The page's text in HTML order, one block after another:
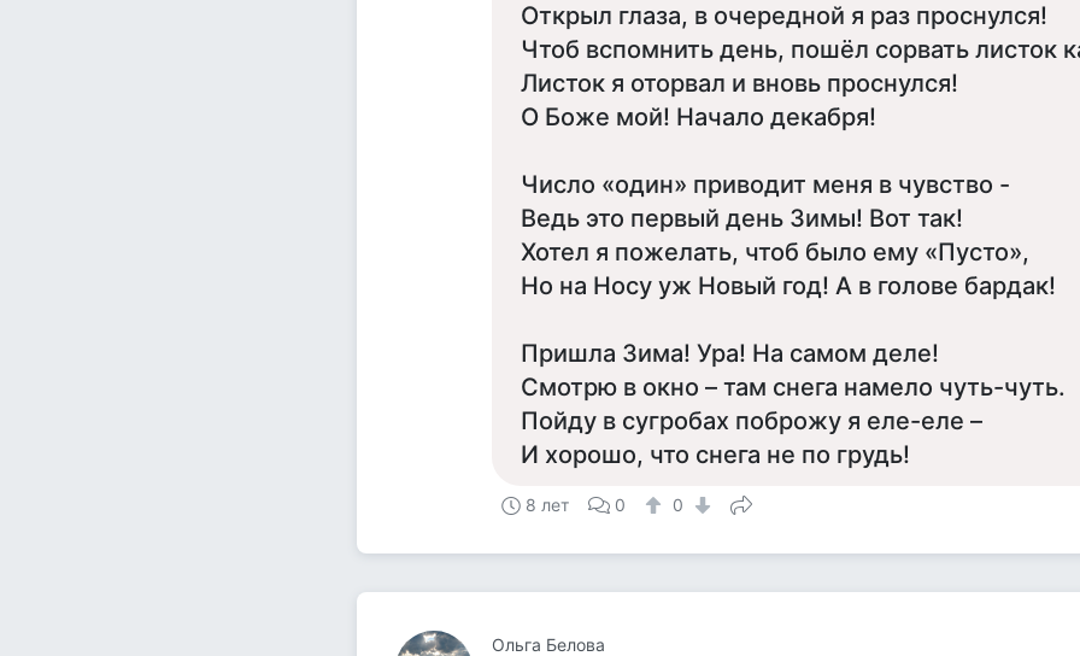
Открыл глаза, в очередной я раз проснулся!
Чтоб вспомнить день, пошёл сорвать листок
Листок я оторвал и вновь проснулся!
О Боже мой! Начало декабря!
Число «один» приводит меня в чувство -
Ведь это первый день Зимы! Вот так!
Хотел я пожелать, чтоб было ему «Пусто»,
Но на Носу уж Новый год! А в голове бардак!
Пришла Зима! Ура! На самом деле!
Смотрю в окно – там снега намело чуть-чуть.
Пойду в сугробах поброжу я еле-еле –
И хорошо, что снега не по грудь!
8 лет 0 0
Ольга Белова